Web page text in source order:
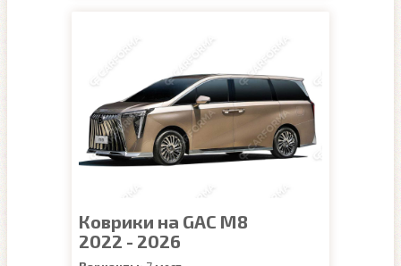
Коврики на GAC M8
2022 - 2026